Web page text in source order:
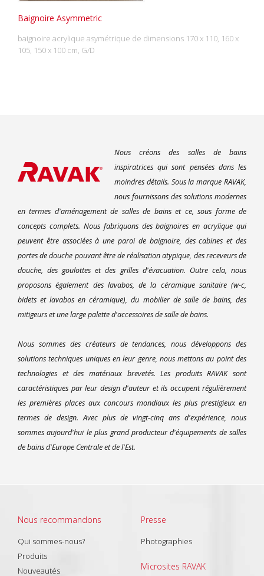
Baignoire Asymmetric
baignoire acrylique asymétrique de dimensions 170 x 110, 160 x
105, 150 x 100 cm, G/D
Nous créons des salles de bains
inspiratrices qui sont pensées dans les
moindres détails. Sous la marque RAVAK,
nous fournissons des solutions modernes
en termes d'aménagement de salles de bains et ce, sous forme de
concepts complets. Nous fabriquons des baignoires en acrylique qui
peuvent être associées à une paroi de baignoire, des cabines et des
portes de douche pouvant être de réalisation atypique, des receveurs de
douche, des goulottes et des grilles d'évacuation. Outre cela, nous
proposons également des lavabos, de la céramique sanitaire (w-c,
bidets et lavabos en céramique), du mobilier de salle de bains, des
mitigeurs et une large palette d'accessoires de salle de bains.
Nous sommes des créateurs de tendances, nous développons des
solutions techniques uniques en leur genre, nous mettons au point des
technologies et des matériaux brevetés. Les produits RAVAK sont
caractéristiques par leur design d'auteur et ils occupent régulièrement
les premières places aux concours mondiaux les plus prestigieux en
termes de design. Avec plus de vingt-cinq ans d'expérience, nous
sommes aujourd'hui le plus grand producteur d'équipements de salles
de bains d'Europe Centrale et de l'Est.
Nous recommandons
Qui sommes-nous?
Produits
Nouveautés
Presse
Photographies
Microsites RAVAK